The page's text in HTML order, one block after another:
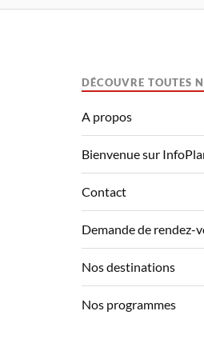
DÉCOUVRE TOUTES
A propos
Bienvenue sur
Contact
Demande de rendez-
Nos destinations
Nos programmes